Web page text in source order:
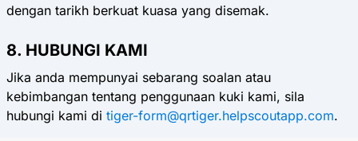
dengan tarikh berkuat kuasa yang disemak.
8. HUBUNGI KAMI
Jika anda mempunyai sebarang soalan atau
kebimbangan tentang penggunaan kuki kami, sila
hubungi kami di tiger-form@qrtiger.helpscoutapp.com.